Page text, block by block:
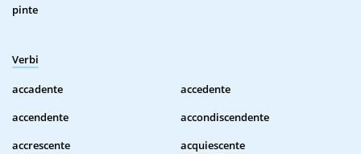
pinte
Verbi
accadente
accedente
accendente
accondiscendente
accrescente
acquiescente